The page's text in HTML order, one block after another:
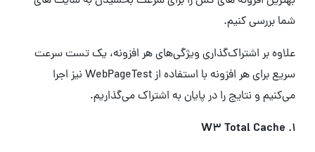
شما بررسی کنیم.
علاوه بر اشتراک‌گذاری ویژگی‌های هر افزونه، یک تست سرعت
سریع برای هر افزونه با استفاده از WebPageTest نیز اجرا
می‌کنیم و نتایج را در پایان به اشتراک می‌گذاریم.
1. W3 Total Cache